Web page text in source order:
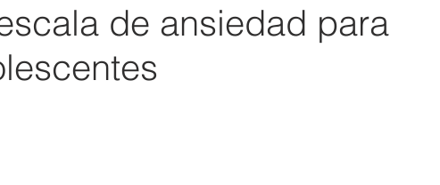
SUICIDIO ARREPENTIMIENTO
de ansiedad para